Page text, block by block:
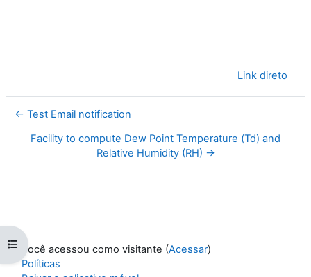
Abrir índice do curso
Link direto
← Test Email notification
Facility to compute Dew Point Temperature (Td) and
Relative Humidity (RH) →
Você acessou como visitante (Acessar)
Políticas